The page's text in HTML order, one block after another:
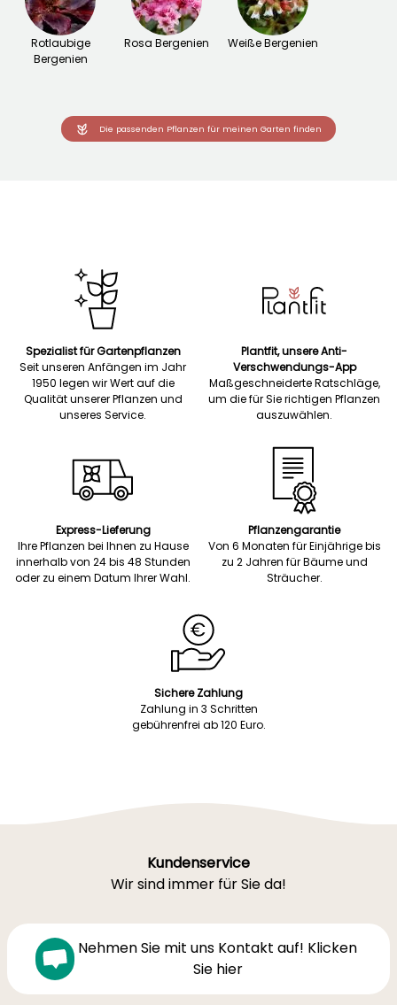
Rotlaubige
Bergenien
Rosa Bergenien Weiße Bergenien
Die passenden Pflanzen für meinen Garten finden
Spezialist für Gartenpflanzen
Seit unseren Anfängen im Jahr
1950 legen wir Wert auf die
Qualität unserer Pflanzen und
unseres Service.
Plantfit, unsere Anti-
Verschwendungs-App
Maßgeschneiderte Ratschläge,
um die für Sie richtigen Pflanzen
auszuwählen.
Express-Lieferung
Ihre Pflanzen bei Ihnen zu Hause
innerhalb von 24 bis 48 Stunden
oder zu einem Datum Ihrer Wahl.
Pflanzengarantie
Von 6 Monaten für Einjährige bis
zu 2 Jahren für Bäume und
Sträucher.
Sichere Zahlung
Zahlung in 3 Schritten
gebührenfrei ab 120 Euro.
Kundenservice
Wir sind immer für Sie da!
Nehmen Sie mit uns Kontakt auf! Klicken
Sie hier